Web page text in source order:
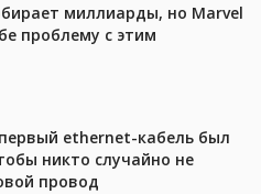
миллиарды, но Marvel
проблему с этим
ethernet-кабель был
никто случайно не
провод